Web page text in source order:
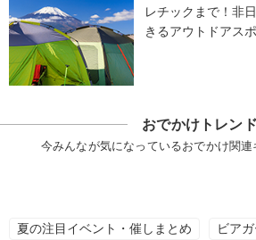
レチックまで！非
きるアウトドアス
おでかけトレンド
今みんなが気になっているおでかけ関連
夏の注目イベント・催しまとめ ビア